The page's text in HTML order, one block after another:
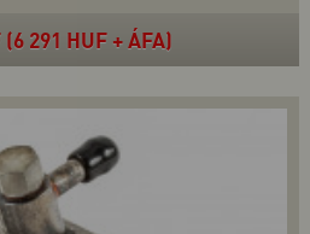
291 HUF + ÁFA)